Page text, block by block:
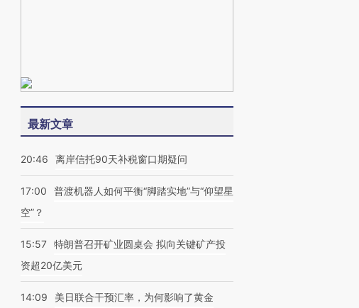
最新文章
20:46 离岸信托90天补税窗口期疑问
17:00
普渡机器人如何平衡“脚踏实地”与“仰望星
空”？
15:57 特朗普召开矿业圆桌会 拟向关键矿产投
资超20亿美元
14:09 美日联合干预汇率，为何影响了黄金